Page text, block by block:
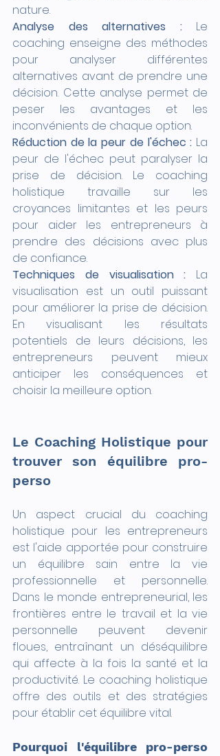
nature.
Analyse des alternatives : Le
coaching enseigne des méthodes
pour analyser différentes
alternatives avant de prendre une
décision. Cette analyse permet de
peser les avantages et les
inconvénients de chaque option.
Réduction de la peur de l'échec : La
peur de l'échec peut paralyser la
prise de décision. Le coaching
holistique travaille sur les
croyances limitantes et les peurs
pour aider les entrepreneurs à
prendre des décisions avec plus
de confiance.
Techniques de visualisation : La
visualisation est un outil puissant
pour améliorer la prise de décision.
En visualisant les résultats
potentiels de leurs décisions, les
entrepreneurs peuvent mieux
anticiper les conséquences et
choisir la meilleure option.
Le Coaching Holistique pour
trouver son équilibre pro-
perso
Un aspect crucial du coaching
holistique pour les entrepreneurs
est l'aide apportée pour construire
un équilibre sain entre la vie
professionnelle et personnelle.
Dans le monde entrepreneurial, les
frontières entre le travail et la vie
personnelle peuvent devenir
floues, entraînant un déséquilibre
qui affecte à la fois la santé et la
productivité. Le coaching holistique
offre des outils et des stratégies
pour établir cet équilibre vital.
Pourquoi l'équilibre pro-perso